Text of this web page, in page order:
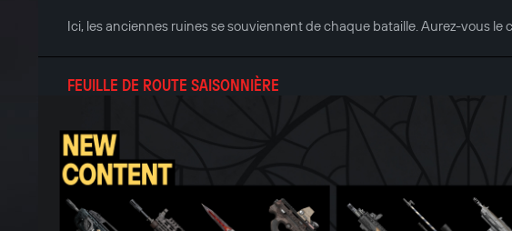
Ici, les anciennes ruines se souviennent de chaque bataille. Aurez-vous le
FEUILLE DE ROUTE SAISONNIÈRE